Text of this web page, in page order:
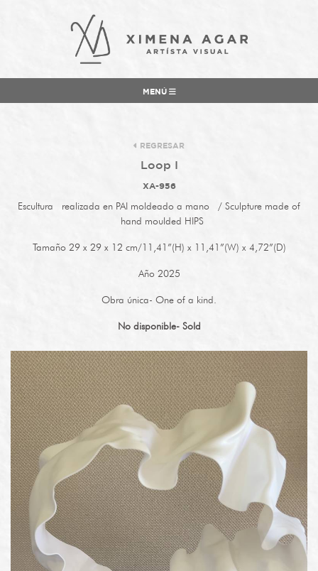
MENÚ
REGRESAR
Loop I
XA-956
Escultura realizada en PAI moldeado a mano / Sculpture made of
hand moulded HIPS
Tamaño 29 x 29 x 12 cm/11,41”(H) x 11,41”(W) x 4,72”(D)
Año 2025
Obra única- One of a kind.
No disponible- Sold